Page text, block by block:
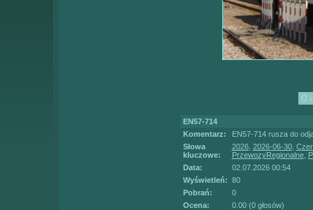
EN57-714
Komentarz:
EN57-714 rusza do
Słowa
kluczowe:
2026, 2026-06-30,
PrzewozyRegionalne,
Data:
02.07.2026 00:54
Wyświetleń: 80
Pobrań:
0
Ocena:
0.00 (0 głosów)